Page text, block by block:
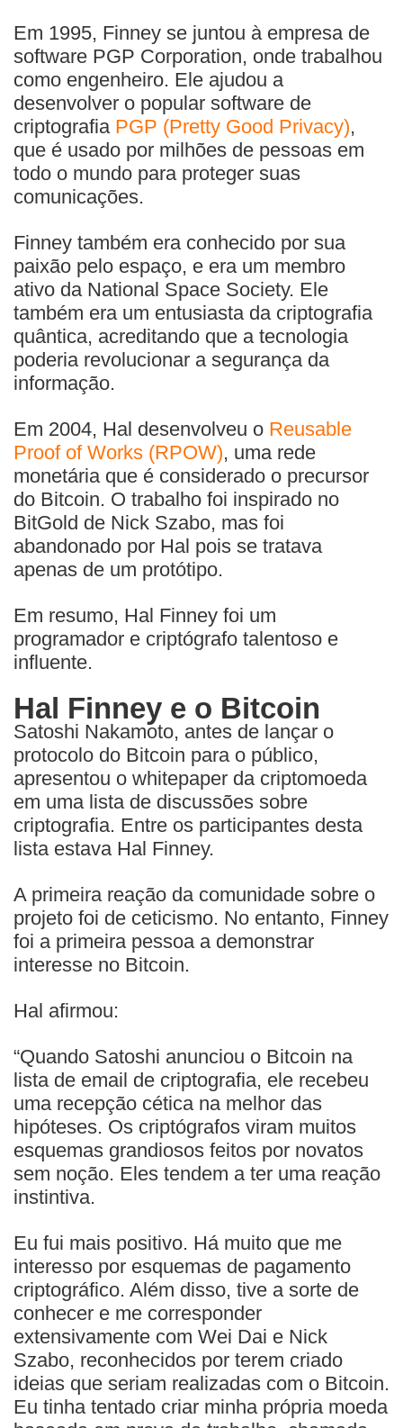
Em 1995, Finney se juntou à empresa de
software PGP Corporation, onde trabalhou
como engenheiro. Ele ajudou a
desenvolver o popular software de
criptografia PGP (Pretty Good Privacy),
que é usado por milhões de pessoas em
todo o mundo para proteger suas
comunicações.
Finney também era conhecido por sua
paixão pelo espaço, e era um membro
ativo da National Space Society. Ele
também era um entusiasta da criptografia
quântica, acreditando que a tecnologia
poderia revolucionar a segurança da
informação.
Em 2004, Hal desenvolveu o Reusable
Proof of Works (RPOW), uma rede
monetária que é considerado o precursor
do Bitcoin. O trabalho foi inspirado no
BitGold de Nick Szabo, mas foi
abandonado por Hal pois se tratava
apenas de um protótipo.
Em resumo, Hal Finney foi um
programador e criptógrafo talentoso e
influente.
Hal Finney e o Bitcoin
Satoshi Nakamoto, antes de lançar o
protocolo do Bitcoin para o público,
apresentou o whitepaper da criptomoeda
em uma lista de discussões sobre
criptografia. Entre os participantes desta
lista estava Hal Finney.
A primeira reação da comunidade sobre o
projeto foi de ceticismo. No entanto, Finney
foi a primeira pessoa a demonstrar
interesse no Bitcoin.
Hal afirmou:
“Quando Satoshi anunciou o Bitcoin na
lista de email de criptografia, ele recebeu
uma recepção cética na melhor das
hipóteses. Os criptógrafos viram muitos
esquemas grandiosos feitos por novatos
sem noção. Eles tendem a ter uma reação
instintiva.
Eu fui mais positivo. Há muito que me
interesso por esquemas de pagamento
criptográfico. Além disso, tive a sorte de
conhecer e me corresponder
extensivamente com Wei Dai e Nick
Szabo, reconhecidos por terem criado
ideias que seriam realizadas com o Bitcoin.
Eu tinha tentado criar minha própria moeda